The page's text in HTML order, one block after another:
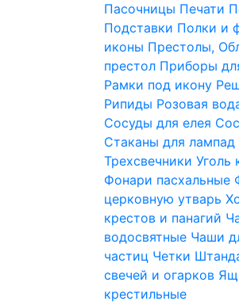
Пасочницы Печати
Подставки Полки и
иконы Престолы,
престол Приборы
Рамки под икону
Рипиды Розовая
Сосуды для елея
Стаканы для лампад
Трехсвечники Уголь
Фонари пасхальные
церковную утварь
крестов и панагий
водосвятные Чаши
частиц Четки
свечей и огарков
крестильные